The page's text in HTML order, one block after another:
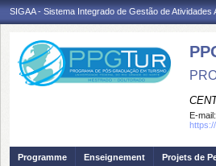
SIGAA - Sistema Integrado de Gestão de Atividades
E-mail:
Programme Enseignement Projets de